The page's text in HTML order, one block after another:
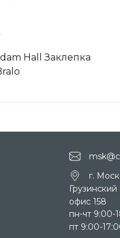
Hall Заклепка
г.
Грузинский
офис 158
пн-чт 9:00-
пт 9:00-